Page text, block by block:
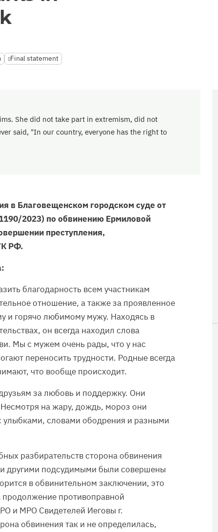
Final statement
She did not take part in extremism, did not
said, "In our country, everyone has the right to
в Благовещенском городском суде от
2023) по обвинению Ермиловой
преступления,
РФ.
благодарность всем участникам
отношение, а также за проявленное
и горячо любимому мужу. Находясь в
он всегда находил слова
Мы с мужем очень рады, что у нас
переносить трудности. Родные всегда
что вообще происходит.
за любовь и поддержку. Они
на жару, дождь, мороз они
улыбками, словами ободрения и разными
разбирательств сторона обвинения
и другими подсудимыми были совершены
в обвинительном заключении, это
противоправной
и МРО Свидетелей Иеговы г.
обвинения так и не определилась,